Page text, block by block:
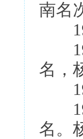
南名
名，
名。